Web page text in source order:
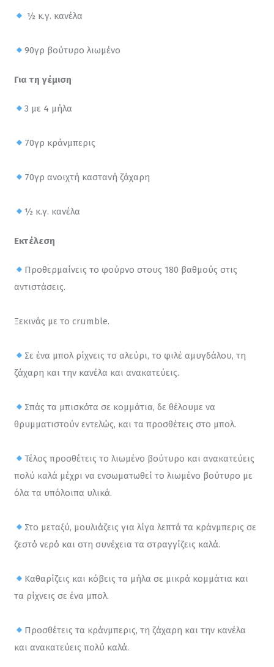
½ κ.γ. κανέλα
90γρ βούτυρο λιωμένο
Για τη γέμιση
3 με 4 μήλα
70γρ κράνμπερις
70γρ ανοιχτή καστανή ζάχαρη
½ κ.γ. κανέλα
Εκτέλεση
Προθερμαίνεις το φούρνο στους 180 βαθμούς στις
αντιστάσεις.
Ξεκινάς με το crumble.
Σε ένα μπολ ρίχνεις το αλεύρι, το φιλέ αμυγδάλου, τη
ζάχαρη και την κανέλα και ανακατεύεις.
Σπάς τα μπισκότα σε κομμάτια, δε θέλουμε να
θρυμματιστούν εντελώς, και τα προσθέτεις στο μπολ.
Τέλος προσθέτεις το λιωμένο βούτυρο και ανακατεύεις
πολύ καλά μέχρι να ενσωματωθεί το λιωμένο βούτυρο με
όλα τα υπόλοιπα υλικά.
Στο μεταξύ, μουλιάζεις για λίγα λεπτά τα κράνμπερις σε
ζεστό νερό και στη συνέχεια τα στραγγίζεις καλά.
Καθαρίζεις και κόβεις τα μήλα σε μικρά κομμάτια και
τα ρίχνεις σε ένα μπολ.
Προσθέτεις τα κράνμπερις, τη ζάχαρη και την κανέλα
και ανακατεύεις πολύ καλά.